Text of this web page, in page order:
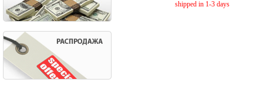
shipped in 1-3 days